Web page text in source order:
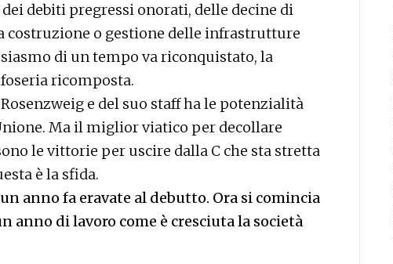
debiti pregressi onorati, delle decine di
o gestione delle infrastrutture
di un tempo va riconquistato, la
ricomposta.
e del suo staff ha le potenzialità
Ma il miglior viatico per decollare
le vittorie per uscire dalla C che sta stretta
è la sfida.
anno fa eravate al debutto. Ora si comincia
anno di lavoro come è cresciuta la società